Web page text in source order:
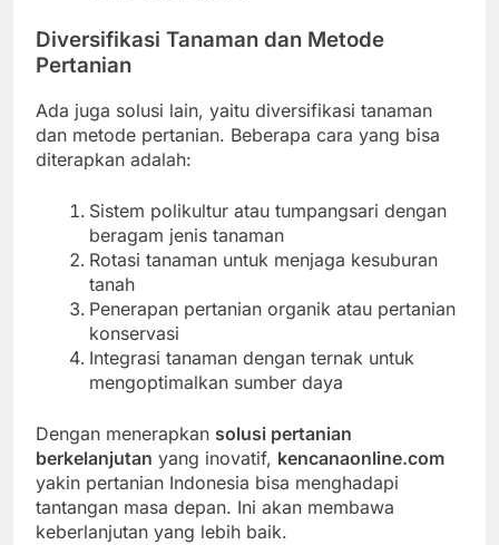
Diversifikasi Tanaman dan Metode
Pertanian
Ada juga solusi lain, yaitu diversifikasi tanaman
dan metode pertanian. Beberapa cara yang bisa
diterapkan adalah:
Sistem polikultur atau tumpangsari dengan
beragam jenis tanaman
Rotasi tanaman untuk menjaga kesuburan
tanah
Penerapan pertanian organik atau pertanian
konservasi
Integrasi tanaman dengan ternak untuk
mengoptimalkan sumber daya
Dengan menerapkan solusi pertanian
berkelanjutan yang inovatif, kencanaonline.com
yakin pertanian Indonesia bisa menghadapi
tantangan masa depan. Ini akan membawa
keberlanjutan yang lebih baik.